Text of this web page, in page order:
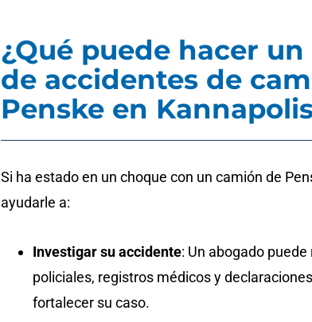
¿Qué puede hacer
de accidentes de
Penske en
Si ha estado en un choque con un camión de
ayudarle a:
Investigar su accidente: Un abogado
policiales, registros médicos y
fortalecer su caso.